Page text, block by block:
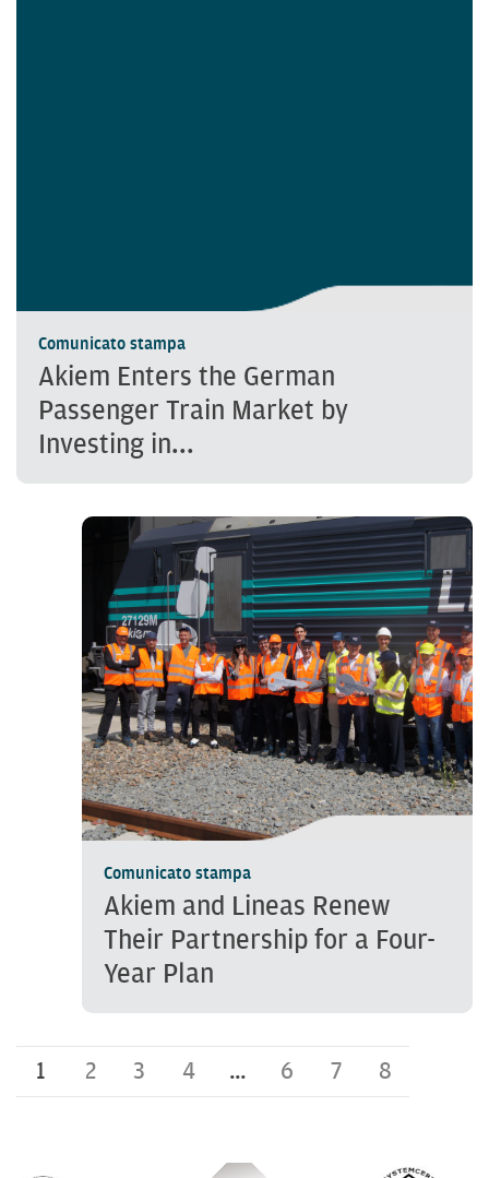
Comunicato stampa
Akiem Enters the German
Passenger Train Market by
Investing in...
Comunicato stampa
Akiem and Lineas Renew
Their Partnership for a Four-
Year Plan
1 2 3 4 … 6 7 8